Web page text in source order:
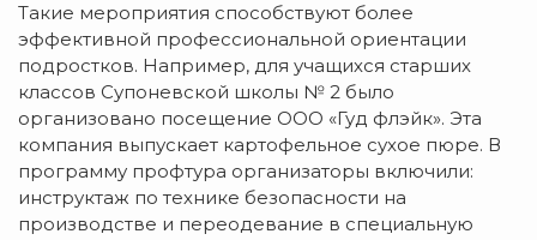
Такие мероприятия способствуют более
эффективной профессиональной ориентации
подростков. Например, для учащихся старших
классов Супоневской школы № 2 было
организовано посещение ООО «Гуд флэйк». Эта
компания выпускает картофельное сухое пюре. В
программу профтура организаторы включили:
инструктаж по технике безопасности на
производстве и переодевание в специальную